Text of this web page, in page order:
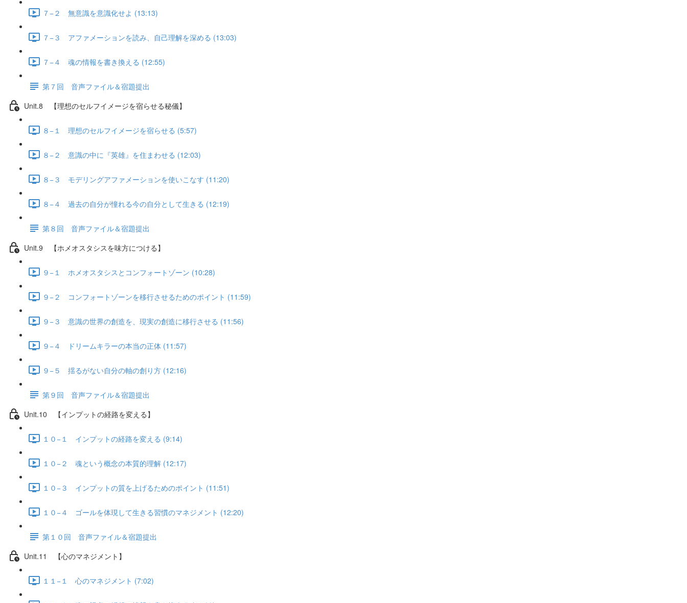
７−２ 無意識を意識化せよ (13:13)
７−３ アファメーションを読み、自己理解を深める (13:03)
７−４ 魂の情報を書き換える (12:55)
第７回 音声ファイル＆宿題提出
Unit.8 【理想のセルフイメージを宿らせる秘儀】
８−１ 理想のセルフイメージを宿らせる (5:57)
８−２ 意識の中に『英雄』を住まわせる (12:03)
８−３ モデリングアファメーションを使いこなす (11:20)
８−４ 過去の自分が憧れる今の自分として生きる (12:19)
第８回 音声ファイル＆宿題提出
Unit.9 【ホメオスタシスを味方につける】
９−１ ホメオスタシスとコンフォートゾーン (10:28)
９−２ コンフォートゾーンを移行させるためのポイント (11:59)
９−３ 意識の世界の創造を、現実の創造に移行させる (11:56)
９−４ ドリームキラーの本当の正体 (11:57)
９−５ 揺るがない自分の軸の創り方 (12:16)
第９回 音声ファイル＆宿題提出
Unit.10 【インプットの経路を変える】
１０−１ インプットの経路を変える (9:14)
１０−２ 魂という概念の本質的理解 (12:17)
１０−３ インプットの質を上げるためのポイント (11:51)
１０−４ ゴールを体現して生きる習慣のマネジメント (12:20)
第１０回 音声ファイル＆宿題提出
Unit.11 【心のマネジメント】
１１−１ 心のマネジメント (7:02)